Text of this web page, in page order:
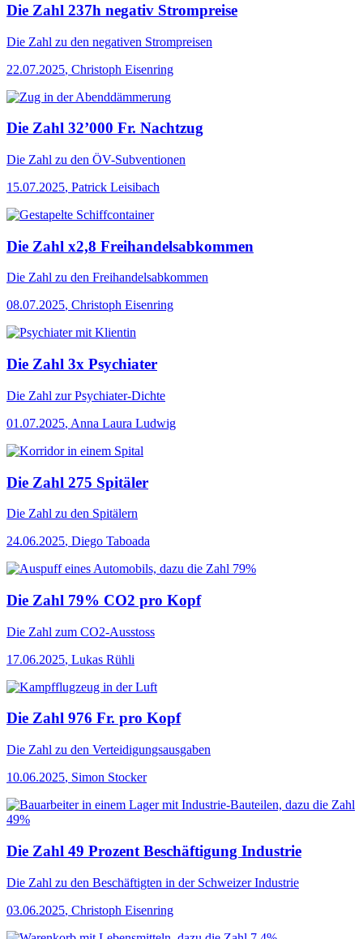
Die Zahl 237h negativ Strompreise
Die Zahl zu den negativen Strompreisen
22.07.2025, Christoph Eisenring
Die Zahl 32’000 Fr. Nachtzug
Die Zahl zu den ÖV-Subventionen
15.07.2025, Patrick Leisibach
Die Zahl x2,8 Freihandelsabkommen
Die Zahl zu den Freihandelsabkommen
08.07.2025, Christoph Eisenring
Die Zahl 3x Psychiater
Die Zahl zur Psychiater-Dichte
01.07.2025, Anna Laura Ludwig
Die Zahl 275 Spitäler
Die Zahl zu den Spitälern
24.06.2025, Diego Taboada
Die Zahl 79% CO2 pro Kopf
Die Zahl zum CO2-Ausstoss
17.06.2025, Lukas Rühli
Die Zahl 976 Fr. pro Kopf
Die Zahl zu den Verteidigungsausgaben
10.06.2025, Simon Stocker
Die Zahl 49 Prozent Beschäftigung Industrie
Die Zahl zu den Beschäftigten in der Schweizer Industrie
03.06.2025, Christoph Eisenring